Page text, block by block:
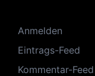
Anmelden
Eintrags-Feed
Kommentar-Feed